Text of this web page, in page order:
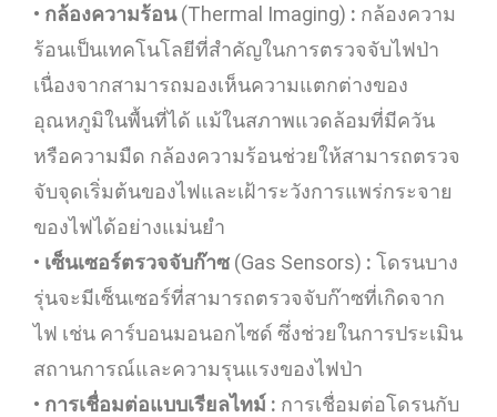
• กล้องความร้อน(Thermal Imaging) : กล้องความ
ร้อนเป็นเทคโนโลยีที่สำคัญในการตรวจจับไฟป่า
เนื่องจากสามารถมองเห็นความแตกต่างของ
อุณหภูมิในพื้นที่ได้ แม้ในสภาพแวดล้อมที่มีควัน
หรือความมืด กล้องความร้อนช่วยให้สามารถตรวจ
จับจุดเริ่มต้นของไฟและเฝ้าระวังการแพร่กระจาย
ของไฟได้อย่างแม่นยำ
• เซ็นเซอร์ตรวจจับก๊าซ(Gas Sensors) : โดรนบาง
รุ่นจะมีเซ็นเซอร์ที่สามารถตรวจจับก๊าซที่เกิดจาก
ไฟ เช่น คาร์บอนมอนอกไซด์ ซึ่งช่วยในการประเมิน
สถานการณ์และความรุนแรงของไฟป่า
• การเชื่อมต่อแบบเรียลไทม์ : การเชื่อมต่อโดรนกับ